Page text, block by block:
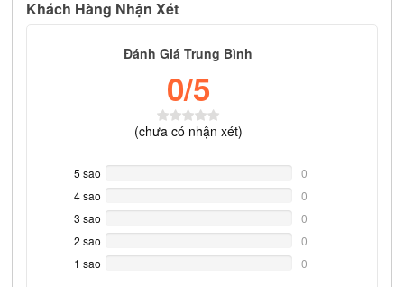
Khách Hàng Nhận Xét
Đánh Giá Trung Bình
0/5
(chưa có nhận xét)
5 sao
Complete
0
4 sao
Complete
0
3 sao
Complete
0
2 sao
Complete
0
1 sao
0